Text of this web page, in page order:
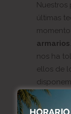
Nuestros
últimas
armarios
nos ha
ellos de
costes